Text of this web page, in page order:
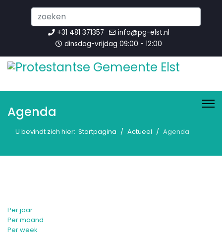
...
+31 481 371357
info@pg-elst.nl
dinsdag-vrijdag 09:00 - 12:00
Agenda
U bevindt zich hier: Startpagina Actueel Agenda
Per jaar
Per maand
Per week